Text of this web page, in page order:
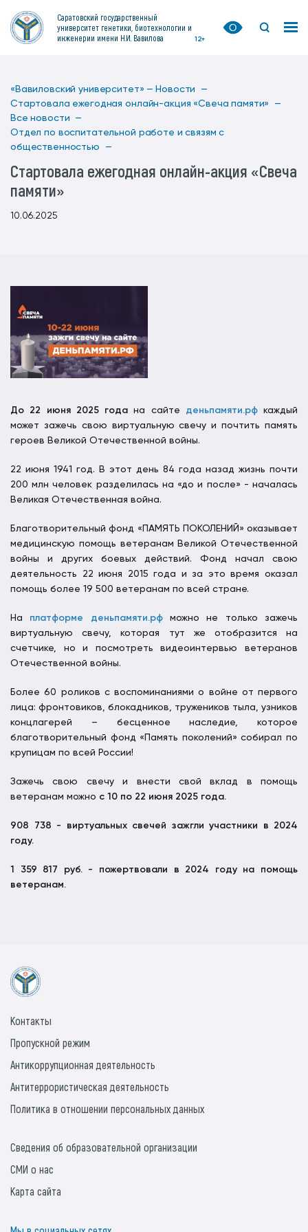
Саратовский государственный
университет генетики, биотехнологии и
инженерии имени Н.И. Вавилова
12+
«Вавиловский университет» — Новости —
Стартовала ежегодная онлайн-акция «Свеча памяти» —
Все новости —
Отдел по воспитательной работе и связям с
общественностью —
Стартовала ежегодная онлайн-акция «Свеча
памяти»
10.06.2025
До 22 июня 2025 года на сайте деньпамяти.рф каждый
может зажечь свою виртуальную свечу и почтить память
героев Великой Отечественной войны.
22 июня 1941 год. В этот день 84 года назад жизнь почти
200 млн человек разделилась на «до и после» - началась
Великая Отечественная война.
Благотворительный фонд «ПАМЯТЬ ПОКОЛЕНИЙ» оказывает
медицинскую помощь ветеранам Великой Отечественной
войны и других боевых действий. Фонд начал свою
деятельность 22 июня 2015 года и за это время оказал
помощь более 19 500 ветеранам по всей стране.
На платформе деньпамяти.рфможно не только зажечь
виртуальную свечу, которая тут же отобразится на
счетчике, но и посмотреть видеоинтервью ветеранов
Отечественной войны.
Более 60 роликов с воспоминаниями о войне от первого
лица: фронтовиков, блокадников, тружеников тыла, узников
концлагерей – бесценное наследие, которое
благотворительный фонд «Память поколений» собирал по
крупицам по всей России!
Зажечь свою свечу и внести свой вклад в помощь
ветеранам можно с 10 по 22 июня 2025 года.
908 738 - виртуальных свечей зажгли участники в 2024
году.
1 359 817 руб. - пожертвовали в 2024 году на помощь
ветеранам.
Контакты
Пропускной режим
Антикоррупционная деятельность
Антитеррористическая деятельность
Политика в отношении персональных данных
Сведения об образовательной организации
СМИ о нас
Карта сайта